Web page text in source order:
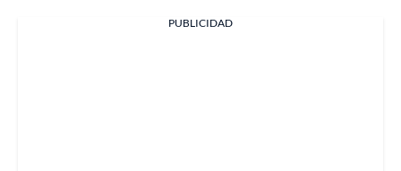
PUBLICIDAD